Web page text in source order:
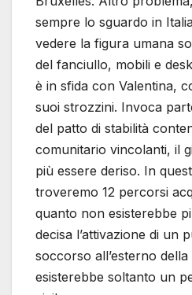
sempre lo sguardo in
vedere la figura umana
del fanciullo, mobili e
è in sfida con Valentina,
suoi strozzini. Invoca
del patto di stabilità
comunitario vincolanti, il
più essere deriso. In
troveremo 12 percorsi
quanto non esisterebbe
decisa l’attivazione di un
soccorso all’esterno
esisterebbe soltanto un